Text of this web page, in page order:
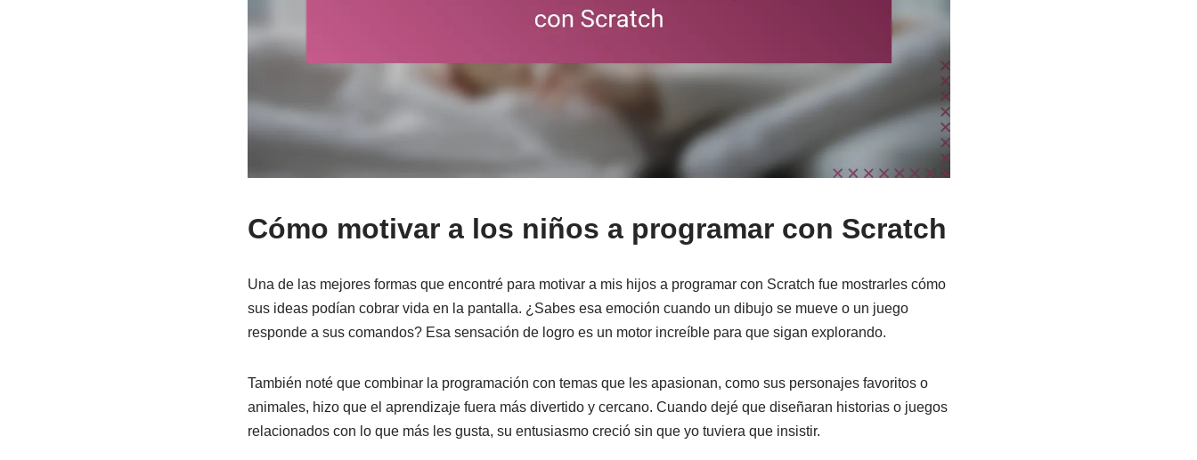
Cómo motivar a los niños a programar con Scratch
Una de las mejores formas que encontré para motivar a mis hijos a programar con Scratch fue mostrarles cómo
sus ideas podían cobrar vida en la pantalla. ¿Sabes esa emoción cuando un dibujo se mueve o un juego
responde a sus comandos? Esa sensación de logro es un motor increíble para que sigan explorando.
También noté que combinar la programación con temas que les apasionan, como sus personajes favoritos o
animales, hizo que el aprendizaje fuera más divertido y cercano. Cuando dejé que diseñaran historias o juegos
relacionados con lo que más les gusta, su entusiasmo creció sin que yo tuviera que insistir.